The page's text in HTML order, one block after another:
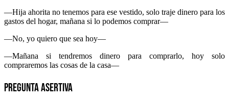
—Hija ahorita no tenemos para ese vestido, solo traje dinero para los
gastos del hogar, mañana si lo podemos comprar—
—No, yo quiero que sea hoy—
—Mañana si tendremos dinero para comprarlo, hoy solo
compraremos las cosas de la casa—
Pregunta asertiva